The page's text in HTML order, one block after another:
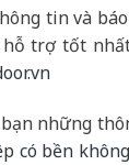
tin và
trợ tốt
những
có bền không